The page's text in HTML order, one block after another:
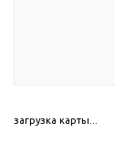
загрузка карты...